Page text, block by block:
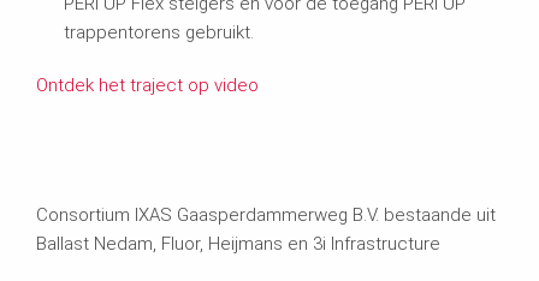
trappentorens gebruikt.
Ontdek het traject op video
Consortium IXAS Gaasperdammerweg B.V. bestaande uit
Ballast Nedam, Fluor, Heijmans en 3i Infrastructure